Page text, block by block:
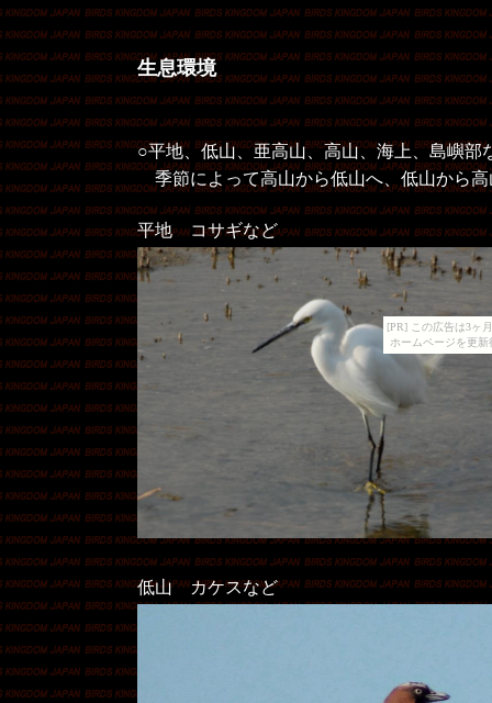
[PR] この広告は3ヶ
ホームページを更
低山 カケスなど
平地 コサギなど
○平地、低山、亜高山、高山、海上、島嶼部
季節によって高山から低山へ、低山から
生息環境